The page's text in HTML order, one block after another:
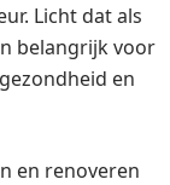
Licht dat als
belangrijk voor
en
en renoveren